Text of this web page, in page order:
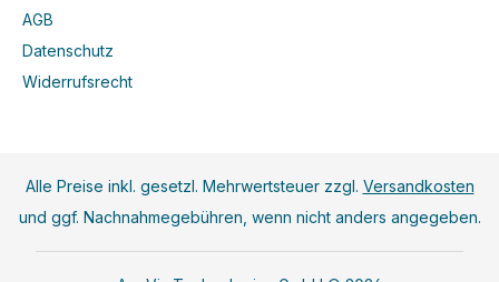
AGB
Datenschutz
Widerrufsrecht
Alle Preise inkl. gesetzl. Mehrwertsteuer zzgl. Versandkosten
und ggf. Nachnahmegebühren, wenn nicht anders angegeben.